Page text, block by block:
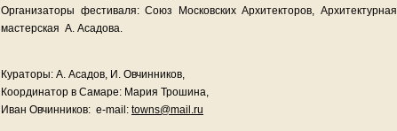
Организаторы фестиваля: Союз Московских Архитекторов, Архитектурная
мастерская А. Асадова.
Кураторы: А. Асадов, И. Овчинников,
Координатор в Самаре: Мария Трошина,
Иван Овчинников: e-mail: towns@mail.ru